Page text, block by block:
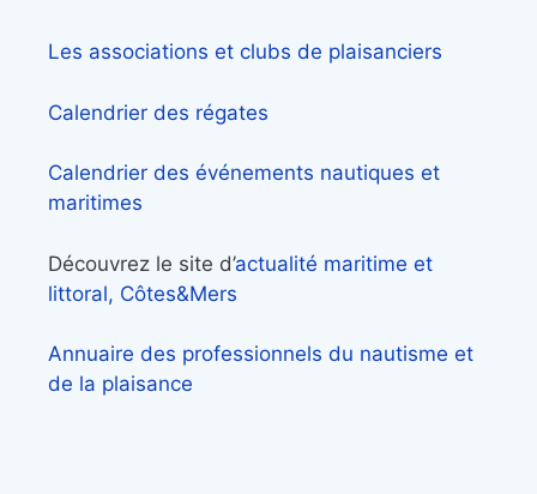
Les associations et clubs de plaisanciers
Calendrier des régates
Calendrier des événements nautiques et
maritimes
Découvrez le site d’actualité maritime et
littoral, Côtes&Mers
Annuaire des professionnels du nautisme et
de la plaisance